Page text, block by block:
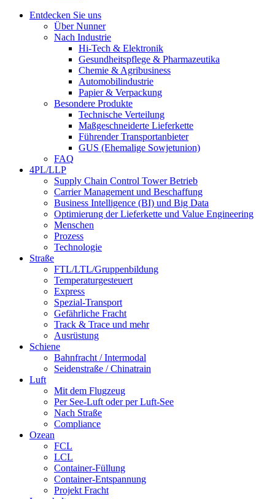
Entdecken Sie uns
Über Nunner
Nach Industrie
Hi-Tech & Elektronik
Gesundheitspflege & Pharmazeutika
Chemie & Agribusiness
Automobilindustrie
Papier & Verpackung
Besondere Produkte
Technische Verteilung
Maßgeschneiderte Lieferkette
Führender Transportanbieter
GUS (Ehemalige Sowjetunion)
FAQ
4PL/LLP
Supply Chain Control Tower Betrieb
Carrier Management und Beschaffung
Business Intelligence (BI) und Big Data
Optimierung der Lieferkette und Value Engineering
Menschen
Prozess
Technologie
Straße
FTL/LTL/Gruppenbildung
Temperaturgesteuert
Express
Spezial-Transport
Gefährliche Fracht
Track & Trace und mehr
Ausrüstung
Schiene
Bahnfracht / Intermodal
Seidenstraße / Chinatrain
Luft
Mit dem Flugzeug
Per See-Luft oder per Luft-See
Nach Straße
Compliance
Ozean
FCL
LCL
Container-Füllung
Container-Entspannung
Projekt Fracht